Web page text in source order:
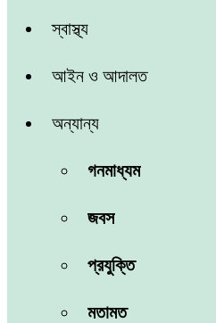
স্বাস্থ্য
আইন ও আদালত
অন্যান্য
গনমাধ্যম
জবস
প্রযুক্তি
মতামত